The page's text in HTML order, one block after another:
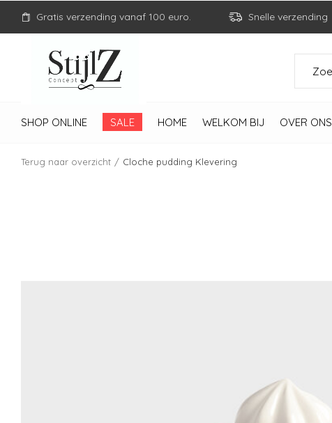
SHOP ONLINE SALE HOME WELKOM BIJ OVER ONS
Gratis verzending vanaf 100 euro. Snelle verzending
Terug naar overzicht Cloche pudding Klevering